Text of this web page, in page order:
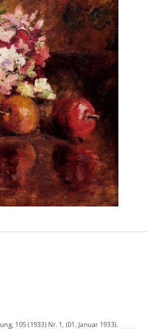
105 (1933) Nr. 1, (01. Januar 1933).